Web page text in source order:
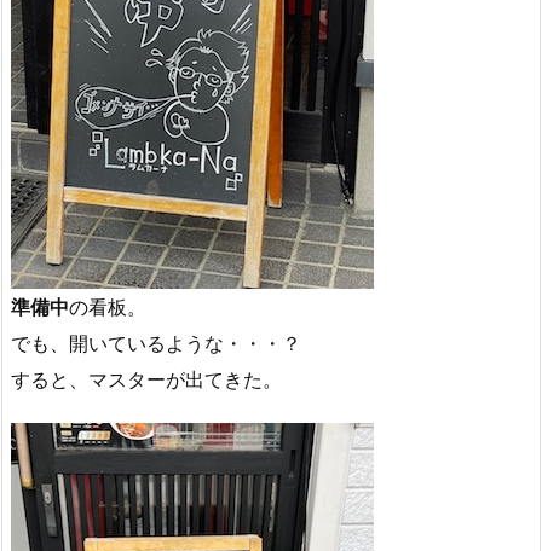
準備中の看板。
でも、開いているような・・・？
すると、マスターが出てきた。